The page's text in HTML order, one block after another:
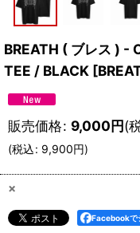
BREATH ( ブレス ) -
TEE / BLACK [
販売価格: 9,000円(
(税込: 9,900円)
×
Facebookで